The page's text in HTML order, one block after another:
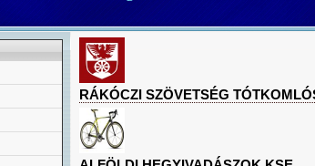
RÁKÓCZI SZÖVETSÉG